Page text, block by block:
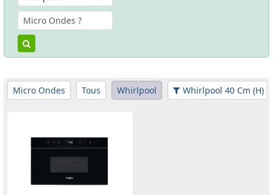
Micro Ondes Tous Whirlpool Whirlpool 40 Cm (H)